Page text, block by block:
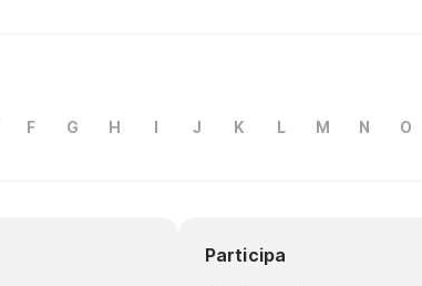
F G H I J K L M N O
Participa